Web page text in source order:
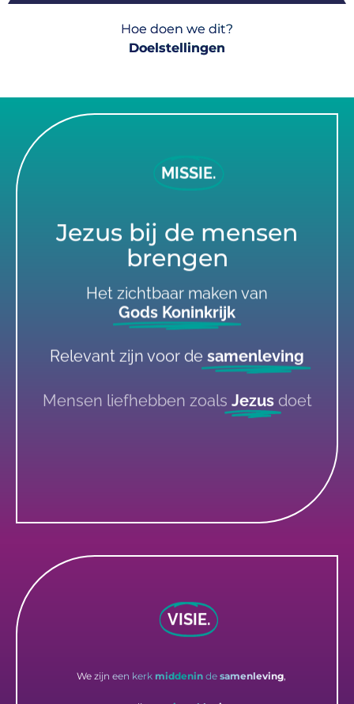
Hoe doen we dit?
Doelstellingen
MISSIE.
Jezus bij de mensen
brengen
Het zichtbaar maken van
Gods Koninkrijk
Relevant zijn voor de samenleving
Mensen liefhebben zoals Jezus doet
VISIE.
We zijn een kerk middeninde samenleving,